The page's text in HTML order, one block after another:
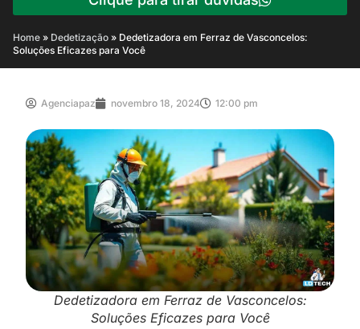
Home » Dedetização » Dedetizadora em Ferraz de Vasconcelos:
Soluções Eficazes para Você
Agenciapaz novembro 18, 2024 12:00 pm
Dedetizadora em Ferraz de Vasconcelos:
Soluções Eficazes para Você